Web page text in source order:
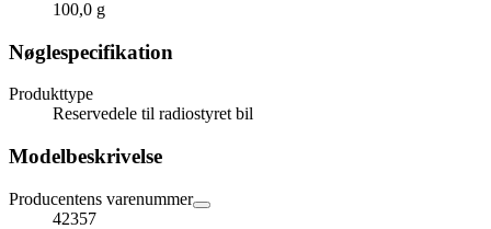
100,0 g
Nøglespecifikation
Produkttype
Reservedele til radiostyret bil
Modelbeskrivelse
Producentens varenummer
42357